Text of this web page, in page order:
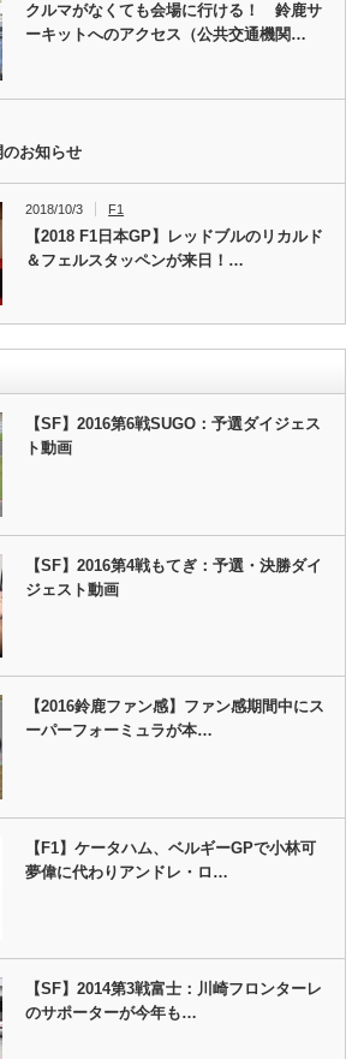
クルマがなくても会場に行ける！ 鈴鹿サ
ーキットへのアクセス（公共交通機関…
のお知らせ
2018/10/3 F1
【2018 F1日本GP】レッドブルのリカルド
＆フェルスタッペンが来日！…
【SF】2016第6戦SUGO：予選ダイジェス
ト動画
【SF】2016第4戦もてぎ：予選・決勝ダイ
ジェスト動画
【2016鈴鹿ファン感】ファン感期間中にス
ーパーフォーミュラが本…
【F1】ケータハム、ベルギーGPで小林可
夢偉に代わりアンドレ・ロ…
【SF】2014第3戦富士：川崎フロンターレ
のサポーターが今年も…